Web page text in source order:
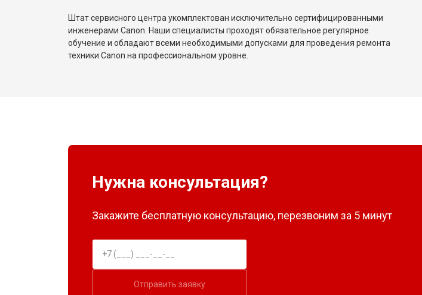
Штат сервисного центра укомплектован исключительно сертифицированными
инженерами Canon. Наши специалисты проходят обязательное регулярное
обучение и обладают всеми необходимыми допусками для проведения ремонта
техники Canon на профессиональном уровне.
Нужна консультация?
Закажите бесплатную консультацию, перезвоним за 5 минут
Отправить заявку